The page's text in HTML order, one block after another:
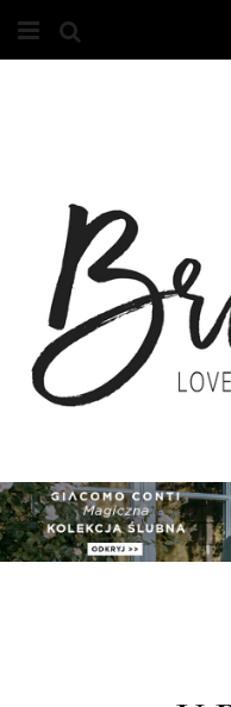
O NAS
KONTAKT
REKLAMA
ADVERTISING
ZGŁOSZENIA